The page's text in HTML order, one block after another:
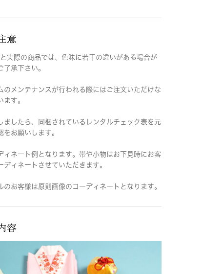
意
実際の商品では、色味に若干の違いがある場合が
了承下さい。
のメンテナンスが行われる際にはご注文いただけな
ます。
ましたら、同梱されているレンタルチェック表を元
をお願いします。
ィネート例となります。帯や小物はお下見時にお客
ディネートさせていただきます。
お客様は原則画像のコーディネートとなります。
容